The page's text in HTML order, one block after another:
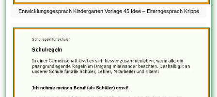
Entwicklungsgesprach Kindergarten Vorlage 45 Idee – Elterngesprach Krippe